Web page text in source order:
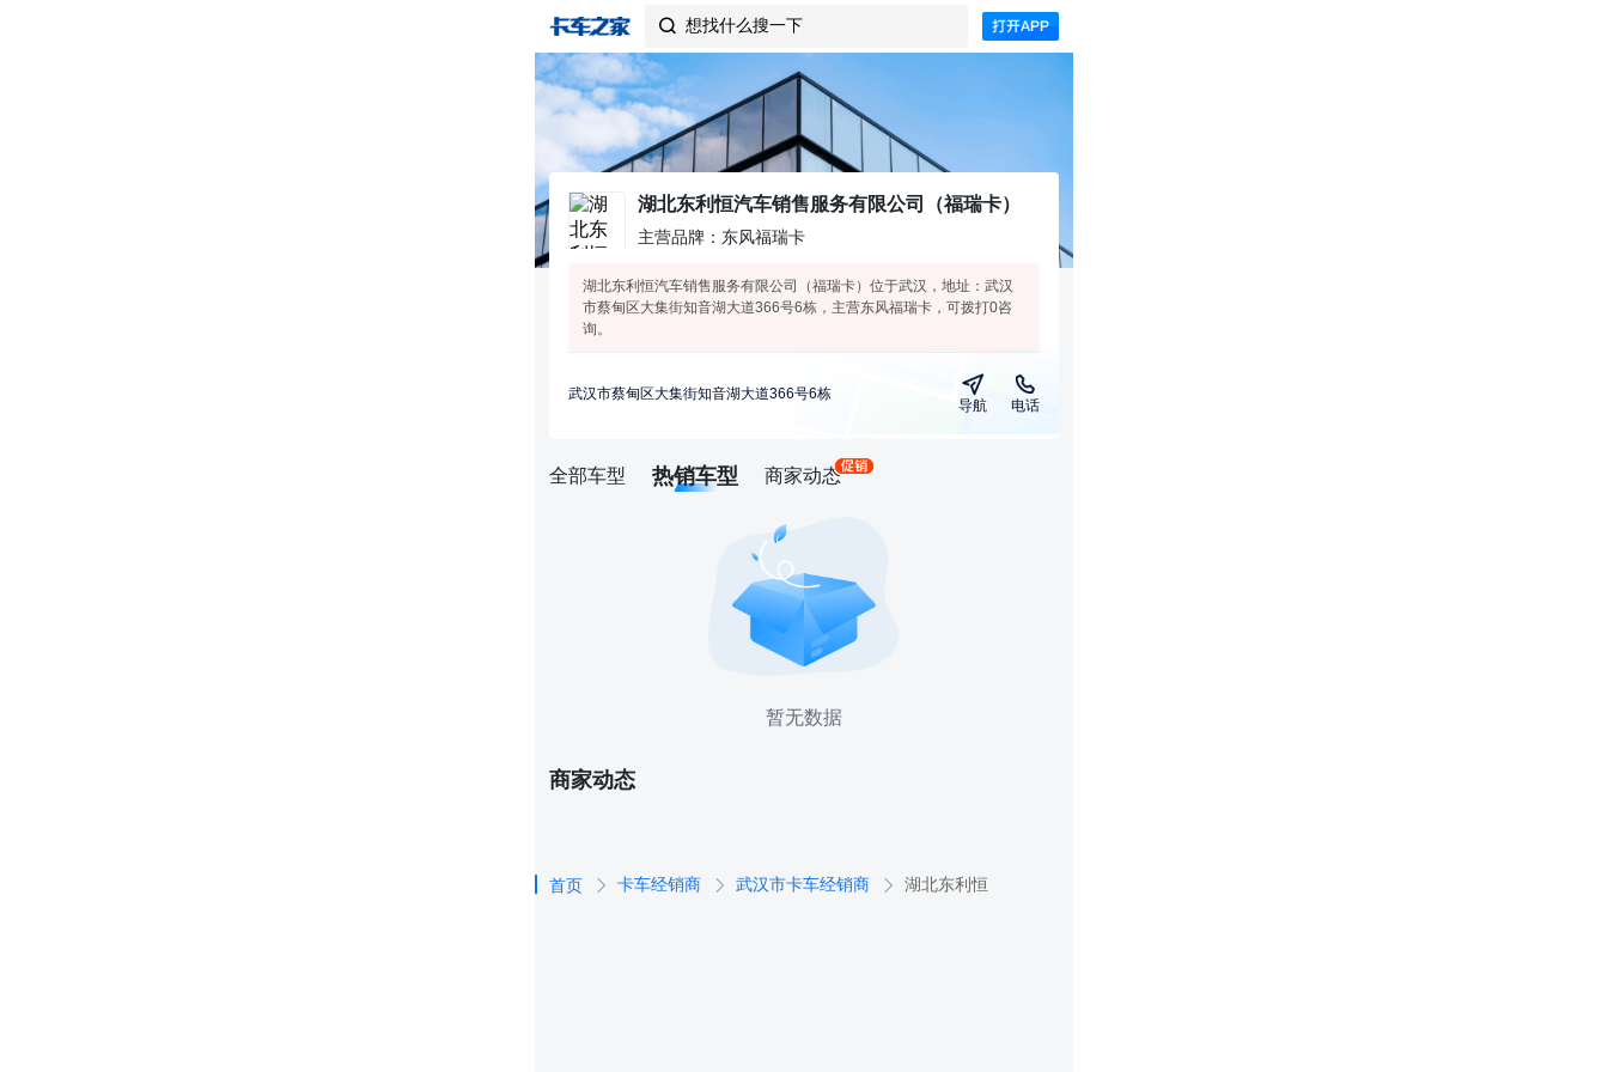
 想找什么搜一下
湖北东利恒汽车销售服务有限公司（福瑞卡）
主营品牌：东风福瑞卡
湖北东利恒汽车销售服务有限公司（福瑞卡）位于武汉，地址：武汉
市蔡甸区大集街知音湖大道366号6栋，主营东风福瑞卡，可拨打0咨
询。
武汉市蔡甸区大集街知音湖大道366号6栋
导航 电话
全部车型 热销车型 商家动态
暂无数据
商家动态
首页 卡车经销商 武汉市卡车经销商 湖北东利恒